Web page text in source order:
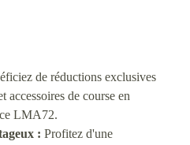
de réductions exclusives
accessoires de course en
LMA72.
: Profitez d'une